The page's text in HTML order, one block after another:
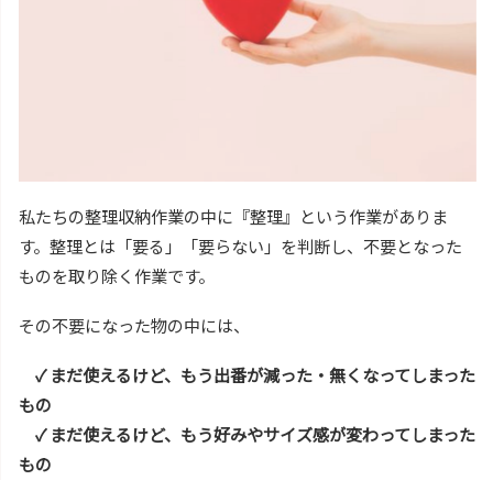
私たちの整理収納作業の中に『整理』という作業がありま
す。整理とは「要る」「要らない」を判断し、不要となった
ものを取り除く作業です。
その不要になった物の中には、
✓ まだ使えるけど、もう出番が減った・無くなってしまった
もの
✓ まだ使えるけど、もう好みやサイズ感が変わってしまった
もの